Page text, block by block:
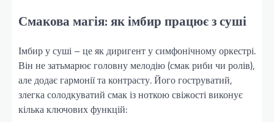
Смакова магія: як імбир працює з суші
Імбир у суші – це як диригент у симфонічному оркестрі.
Він не затьмарює головну мелодію (смак риби чи ролів),
але додає гармонії та контрасту. Його гоструватий,
злегка солодкуватий смак із ноткою свіжості виконує
кілька ключових функцій: